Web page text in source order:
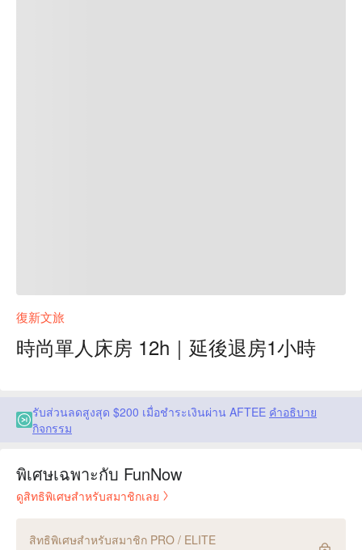
復新文旅
時尚單人床房 12h｜延後退房1小時
รับส่วนลดสูงสุด $200 เมื่อชำระเงินผ่าน AFTEE คำอธิบาย
กิจกรรม
พิเศษเฉพาะกับ FunNow
ดูสิทธิพิเศษสำหรับสมาชิกเลย
สิทธิพิเศษสำหรับสมาชิก PRO / ELITE